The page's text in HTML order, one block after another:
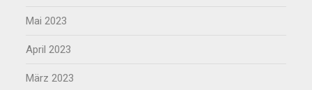
Mai 2023
April 2023
März 2023